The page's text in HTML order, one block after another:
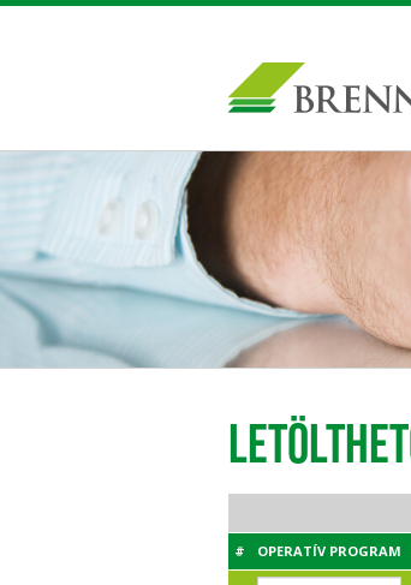
# OPERATÍV PROGRAM